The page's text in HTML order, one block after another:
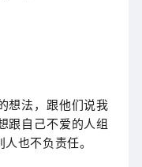
想法，跟他们说我
跟自己不爱的人组
也不负责任。